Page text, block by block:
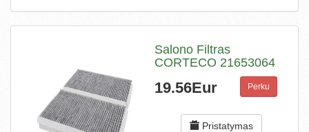
Salono Filtras
CORTECO 21653064
19.56Eur Perku
Pristatymas